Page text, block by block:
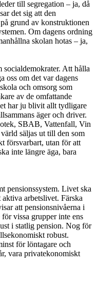
till segregation – ja, då
det sig att den
grund av konstruktionen
Om dagens ordning
skolan hotas – ja,
socialdemokrater. Att hålla
oss om det var dagens
och omsorg som
av de omfattande
har ju blivit allt tydligare
äger och driver.
SBAB, Vattenfall, Vin
säljas ut till den som
försvarbart, utan för att
inte längre äga, bara
pensionssystem. Livet ska
arbetslivet. Färska
att pensionsnivåerna i
vissa grupper inte ens
i statlig pension. Nog för
robust.
för löntagare och
vara privatekonomiskt